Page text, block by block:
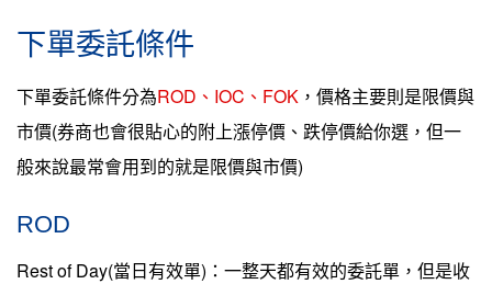
下單委託條件
下單委託條件分為ROD、IOC、FOK ，價格主要則是限價與
市價(券商也會很貼心的附上漲停價、跌停價給你選，但一
般來說最常會用到的就是限價與市價)
ROD
Rest of Day(當日有效單)：一整天都有效的委託單，但是收